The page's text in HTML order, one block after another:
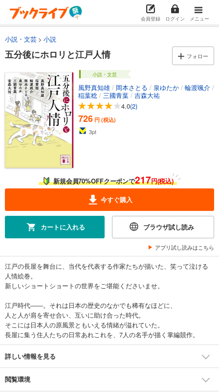
会員登録 ログイン メニュー
小説・文芸 小説
五分後にホロリと江戸人情 フォロー
小説・文芸
風野真知雄 / 岡本さとる / 泉ゆたか / 輪渡颯介 /
稲葉稔 / 三國青葉 / 吉森大祐
4.0(2)
726 円 (税込)
3pt
新規会員70%OFFクーポンで217円(税込)
今すぐ購入
カートに入れる ブラウザ試し読み
アプリ試し読みはこちら
江戸の長屋を舞台に、当代を代表する作家たちが描いた、笑って泣ける
人情絵巻。
新しいショートショートの世界をご堪能くださいませ。
江戸時代――。それは日本の歴史のなかでも稀有なほどに、
人と人が肩を寄せ合い、互いに助け合った時代。
そこには日本人の原風景ともいえる情緒が溢れていた。
長屋に集う住人たちの日常あれこれを、7人の名手が描く掌編競作。
詳しい情報を見る
閲覧環境